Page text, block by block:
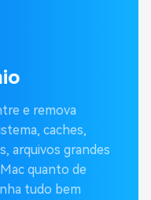
e remova
caches,
arquivos grandes
quanto de
tudo bem